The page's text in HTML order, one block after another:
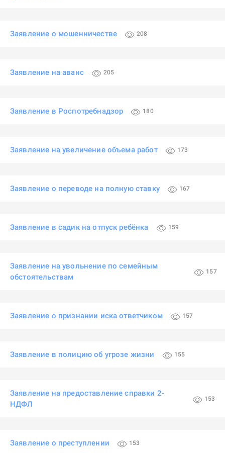
Заявление о мошенничестве 208
Заявление на аванс 205
Заявление в Роспотребнадзор 180
Заявление на увеличение объема работ 173
Заявление о переводе на полную ставку 167
Заявление в садик на отпуск ребёнка 159
Заявление на увольнение по семейным
обстоятельствам
157
Заявление о признании иска ответчиком 157
Заявление в полицию об угрозе жизни 155
Заявление на предоставление справки 2-
НДФЛ
153
Заявление о преступлении 153